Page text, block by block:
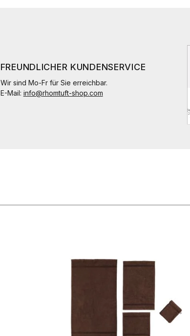
FREUNDLICHER KUNDENSERVICE
Wir sind Mo-Fr für Sie erreichbar.
E-Mail: info@rhomtuft-shop.com